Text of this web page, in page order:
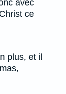
avec
ce
plus, et il